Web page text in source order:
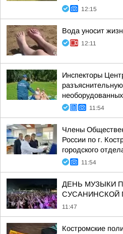
12:15
Вода уносит
12:11
Инспекторы
11:54
Члены
России по г.
городского
11:54
ДЕНЬ МУЗЫКИ
СУСАНИНСКОЙ
11:47
Костромские